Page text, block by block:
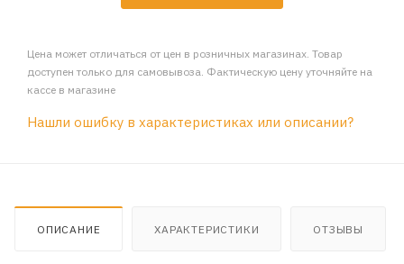
Цена может отличаться от цен в розничных магазинах. Товар
доступен только для самовывоза. Фактическую цену уточняйте на
кассе в магазине
Нашли ошибку в характеристиках или описании?
ОПИСАНИЕ ХАРАКТЕРИСТИКИ ОТЗЫВЫ